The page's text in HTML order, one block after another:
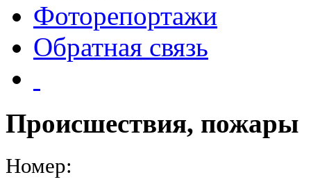
Фоторепортажи
Обратная связь
Происшествия, пожары
Номер: